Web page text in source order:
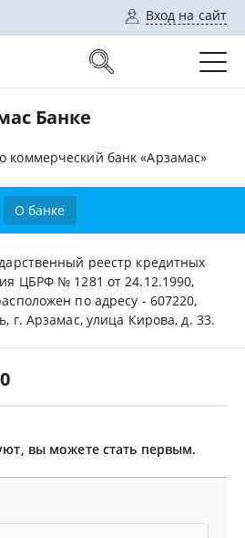
Вход на сайт
Банке
коммерческий банк «Арзамас»
О банке
реестр кредитных
ЦБРФ № 1281 от 24.12.1990,
по адресу - 607220,
г. Арзамас, улица Кирова, д. 33.
вы можете стать первым.